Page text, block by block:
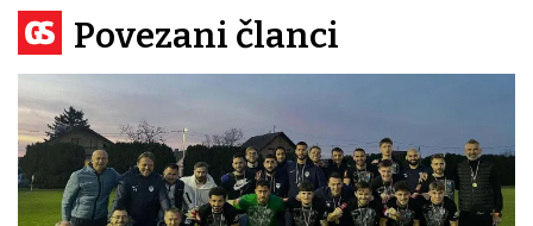
Povezani članci